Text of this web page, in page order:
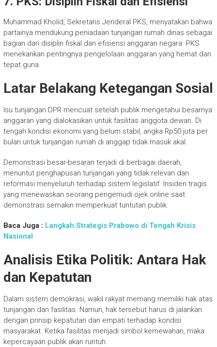
Muhammad Kholid, Sekretaris Jenderal PKS, menyatakan bahwa
partainya mendukung peniadaan tunjangan rumah dinas sebagai
bagian dari disiplin fiskal dan efisiensi anggaran negara. PKS
menekankan pentingnya pengelolaan anggaran yang hemat dan
tepat guna.
Latar Belakang Ketegangan Sosial
Isu tunjangan DPR mencuat setelah publik mengetahui besarnya
anggaran yang dialokasikan untuk fasilitas anggota dewan. Di
tengah kondisi ekonomi yang belum stabil, angka Rp50 juta per
bulan untuk tunjangan rumah di anggap tidak masuk akal.
Demonstrasi besar-besaran terjadi di berbagai daerah,
menuntut penghapusan tunjangan yang tidak relevan dan
reformasi menyeluruh terhadap sistem legislatif. Insiden tragis
yang menewaskan seorang pengemudi ojek online saat
demonstrasi semakin memperkuat tuntutan publik.
Baca Juga : Langkah Strategis Prabowo di Tengah Krisis
Nasional
Analisis Etika Politik: Antara Hak
dan Kepatutan
Dalam sistem demokrasi, wakil rakyat memang memiliki hak atas
tunjangan dan fasilitas. Namun, hak tersebut harus di jalankan
dengan prinsip kepatutan dan empati terhadap kondisi
masyarakat. Ketika fasilitas menjadi simbol kemewahan, maka
kepercayaan publik akan runtuh.